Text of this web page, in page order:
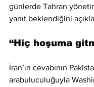
günlerde Tahran
yanıt beklendiğini
“Hiç hoşuma
İran’ın cevabının
arabuluculuğuyla